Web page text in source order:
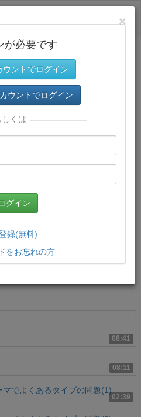
サイトトップに戻る
ダウンロードでき、快適な動画
08:41
08:11
02:39
でよくあるタイプの問題(1)
×
が必要です
ウントでログイン
ウントでログイン
しくは
グイン
録(無料)
をお忘れの方